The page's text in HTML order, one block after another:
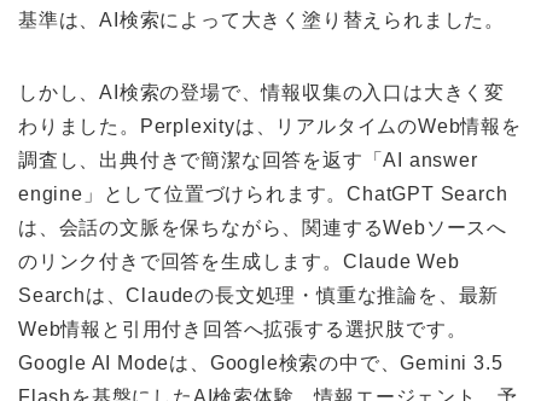
基準は、AI検索によって大きく塗り替えられました。
しかし、AI検索の登場で、情報収集の入口は大きく変
わりました。Perplexityは、リアルタイムのWeb情報を
調査し、出典付きで簡潔な回答を返す「AI answer
engine」として位置づけられます。ChatGPT Search
は、会話の文脈を保ちながら、関連するWebソースへ
のリンク付きで回答を生成します。Claude Web
Searchは、Claudeの長文処理・慎重な推論を、最新
Web情報と引用付き回答へ拡張する選択肢です。
Google AI Modeは、Google検索の中で、Gemini 3.5